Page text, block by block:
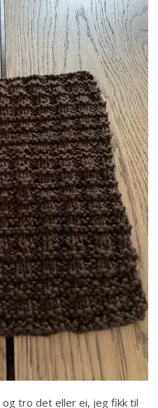
og tro det eller ei, jeg fikk til